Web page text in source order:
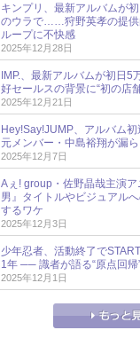
キンプリ、最新アルバムが
のウラで……狩野英孝の提供
ループに不快感
2025年12月28日
IMP.、最新アルバムが初日
好セールスの背景に“初の店
2025年12月21日
Hey!Say!JUMP、アルバム
元メンバー・中島裕翔が漏ら
2025年12月7日
Aぇ! group・佐野晶哉主演
男』タイトルやビジュアル
するワケ
2025年12月3日
少年忍者、活動終了で
1年 ── 識者が語る“原点回
2025年12月1日